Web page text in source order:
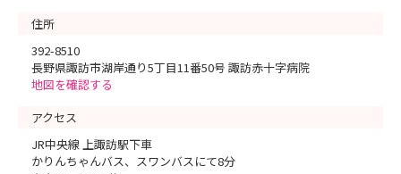
住所
392-8510
長野県諏訪市湖岸通り5丁目11番50号 諏訪赤十字病院
地図を確認する
アクセス
JR中央線 上諏訪駅下車
かりんちゃんバス、スワンバスにて8分